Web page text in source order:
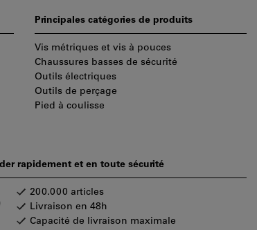
Principales catégories de produits
Vis métriques et vis à pouces
Chaussures basses de sécurité
Outils électriques
Outils de perçage
Pied à coulisse
rapidement et en toute sécurité
200.000 articles
Livraison en 48h
Capacité de livraison maximale